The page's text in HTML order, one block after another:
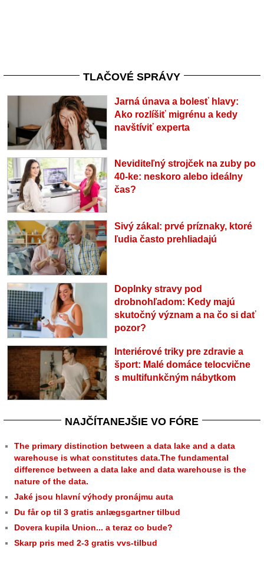
TLAČOVÉ SPRÁVY
Jarná únava a bolesť hlavy:
Ako rozlíšiť migrénu a kedy
navštíviť experta
Neviditeľný strojček na zuby po
40-ke: neskoro alebo ideálny
čas?
Sivý zákal: prvé príznaky, ktoré
ľudia často prehliadajú
Doplnky stravy pod
drobnohľadom: Kedy majú
skutočný význam a na čo si dať
pozor?
Interiérové triky pre zdravie a
šport: Malé domáce telocvične
s multifunkčným nábytkom
NAJČÍTANEJŠIE VO FÓRE
The primary distinction between a data lake and a data
warehouse is what constitutes data.The fundamental
difference between a data lake and data warehouse is the
nature of the data.
Jaké jsou hlavní výhody pronájmu auta
Du får op til 3 gratis anlægsgartner tilbud
Dovera kupila Union... a teraz co bude?
Skarp pris med 2-3 gratis vvs-tilbud